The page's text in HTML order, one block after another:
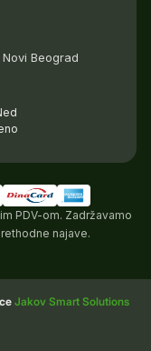
Beograd
PDV-om. Zadržavamo
najave.
Jakov Smart Solutions